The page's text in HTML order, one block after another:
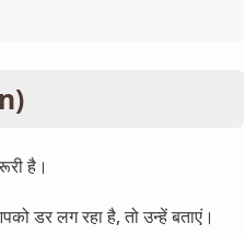
है।
डर लग रहा है, तो उन्हें बताएं।